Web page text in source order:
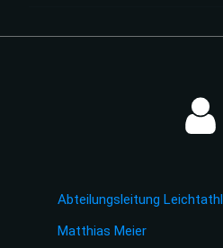
Abteilungsleitung
Matthias Meier